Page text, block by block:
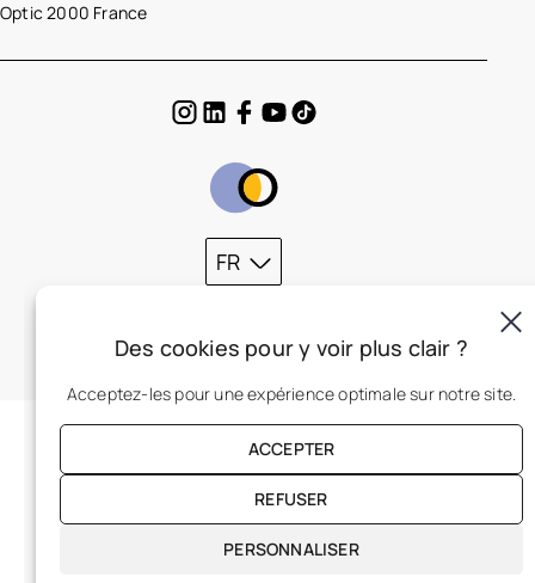
Optic 2000 France
FR
Des cookies pour y voir plus clair ?
Acceptez-les pour une expérience optimale sur notre site.
ACCEPTER
REFUSER
PERSONNALISER